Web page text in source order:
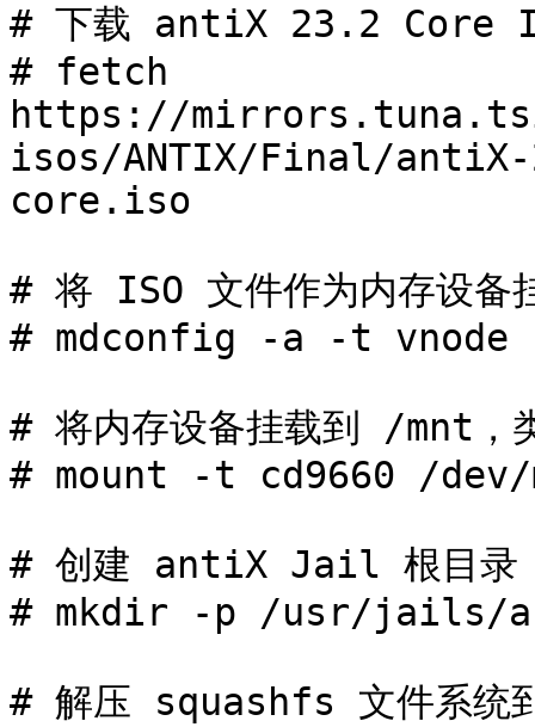
# 下载 antiX 23.2 Core
# fetch
https://
isos/ANTIX/Final/
core.iso
# 将 ISO 文件作为内存设备
# mdconfig -a -t
# 将内存设备挂载到 /mnt，
# mount -t cd9660 /dev/
# 创建 antiX Jail 根目录
# mkdir -p /usr/jails/
# 解压 squashfs 文件系